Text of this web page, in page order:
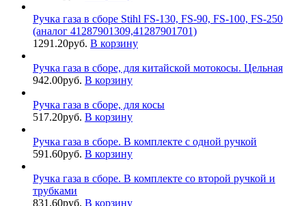
Ручка газа в сборе Stihl FS-130, FS-90, FS-100, FS-250
(аналог 41287901309,41287901701)
1291.20руб. В корзину
Ручка газа в сборе, для китайской мотокосы. Цельная
942.00руб. В корзину
Ручка газа в сборе, для косы
517.20руб. В корзину
Ручка газа в сборе. В комплекте с одной ручкой
591.60руб. В корзину
Ручка газа в сборе. В комплекте со второй ручкой и
трубками
831.60руб. В корзину